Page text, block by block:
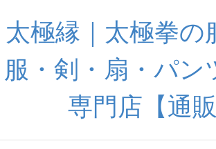
太極縁｜太極拳の
服・剣・扇・パン
専門店【通販